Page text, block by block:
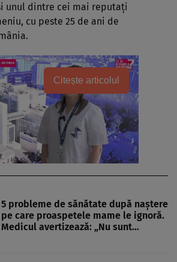
unul dintre cei mai reputați
cu peste 25 de ani de
Citește articolul
5 probleme de sănătate după naștere
pe care proaspetele mame le ignoră.
Medicul avertizează: „Nu sunt…